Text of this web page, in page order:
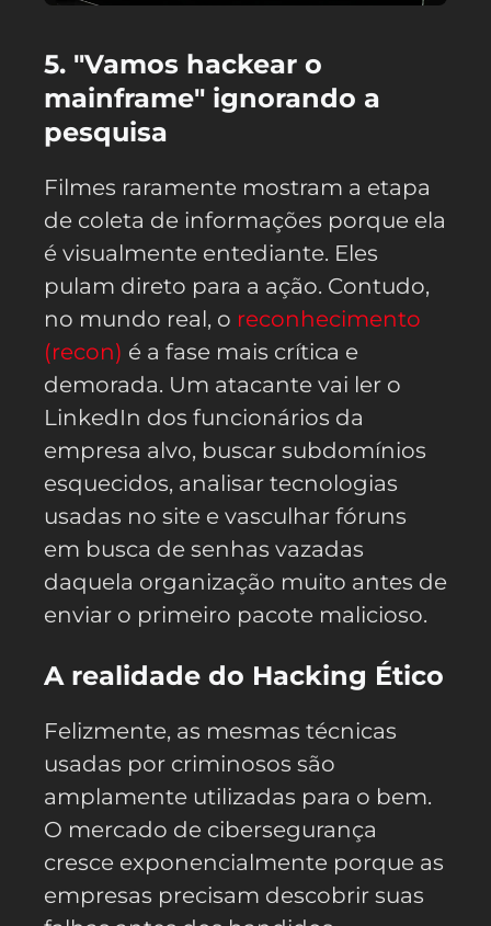
5. "Vamos hackear o
mainframe" ignorando a
pesquisa
Filmes raramente mostram a etapa
de coleta de informações porque ela
é visualmente entediante. Eles
pulam direto para a ação. Contudo,
no mundo real, o reconhecimento
(recon) é a fase mais crítica e
demorada. Um atacante vai ler o
LinkedIn dos funcionários da
empresa alvo, buscar subdomínios
esquecidos, analisar tecnologias
usadas no site e vasculhar fóruns
em busca de senhas vazadas
daquela organização muito antes de
enviar o primeiro pacote malicioso.
A realidade do Hacking Ético
Felizmente, as mesmas técnicas
usadas por criminosos são
amplamente utilizadas para o bem.
O mercado de cibersegurança
cresce exponencialmente porque as
empresas precisam descobrir suas